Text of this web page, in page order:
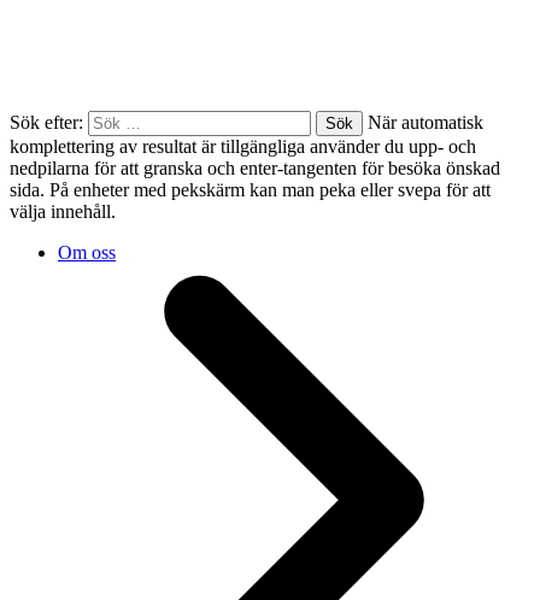
Sök efter:
När automatisk
komplettering av resultat är tillgängliga använder du upp- och
nedpilarna för att granska och enter-tangenten för besöka önskad
sida. På enheter med pekskärm kan man peka eller svepa för att
välja innehåll.
Om oss